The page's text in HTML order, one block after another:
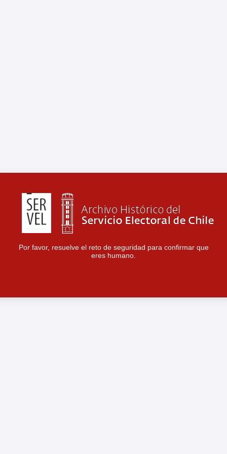
Por favor, resuelve el reto de seguridad para confirmar que
eres humano.